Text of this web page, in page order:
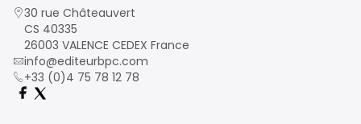
30 rue Châteauvert
CS 40335
26003 VALENCE CEDEX France
info@editeurbpc.com
+33 (0)4 75 78 12 78